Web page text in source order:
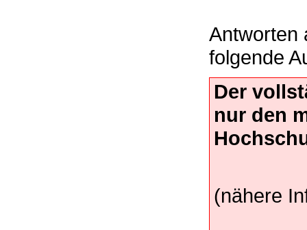
Antworten
folgende
Der
nur den
(nähere